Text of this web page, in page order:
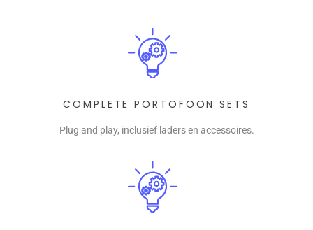
COMPLETE PORTOFOON SETS
Plug and play, inclusief laders en accessoires.